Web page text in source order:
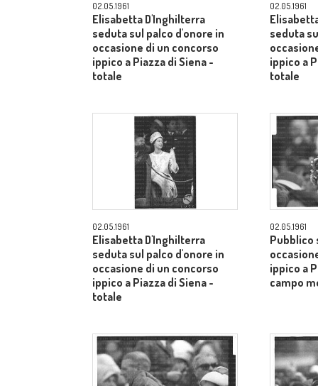
02.05.1961
Elisabetta D'Inghilterra
seduta sul palco d'onore in
occasione di un concorso
ippico a Piazza di Siena -
totale
02.05.1961
seduta
ippico a
totale
02.05.1961
Elisabetta D'Inghilterra
seduta sul palco d'onore in
occasione di un concorso
ippico a Piazza di Siena -
totale
02.05.1961
Pubblico
ippico a
campo